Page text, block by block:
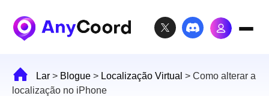
Lar > Blogue > Localização Virtual > Como alterar a
localização no iPhone